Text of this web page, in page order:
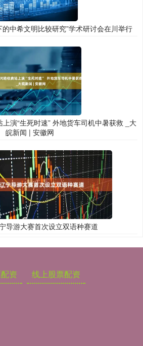
中希文明比较研究”学术研讨会在川举行
演“生死时速” 外地货车司机中暑获救 _大
皖新闻 | 安徽网
导游大赛首次设立双语种赛道
资
线上股票配资